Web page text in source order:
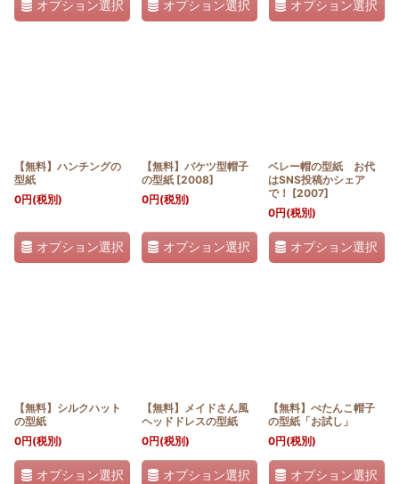
オプション選択 オプション選択 オプション選択
【無料】ハンチングの
型紙
0円(税別)
オプション選択
【無料】バケツ型帽子
の型紙 [2008]
0円(税別)
オプション選択
ベレー帽の型紙 お代
はSNS投稿かシェア
で！ [2007]
0円(税別)
オプション選択
【無料】シルクハット
の型紙
0円(税別)
オプション選択
【無料】メイドさん風
ヘッドドレスの型紙
0円(税別)
オプション選択
【無料】ぺたんこ帽子
の型紙「お試し」
0円(税別)
オプション選択